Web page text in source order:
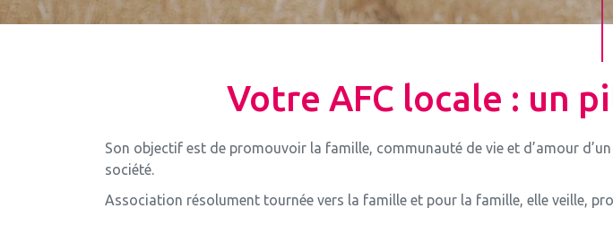
Votre AFC locale : un
Son objectif est de promouvoir la famille, communauté de vie et d’amour
société.
Association résolument tournée vers la famille et pour la famille, elle veille,